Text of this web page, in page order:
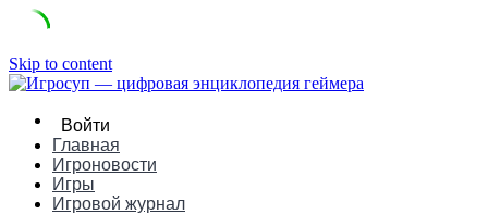
Skip to content
Войти
Главная
Игроновости
Игры
Игровой журнал